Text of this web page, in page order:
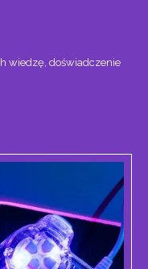
wiedzę, doświadczenie